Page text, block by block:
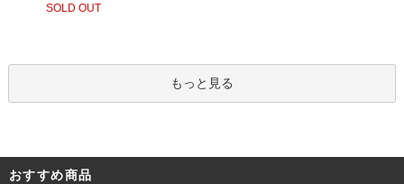
SOLD OUT
もっと見る
おすすめ商品